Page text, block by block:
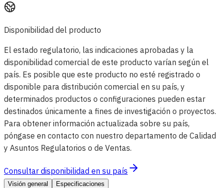
Disponibilidad del producto
El estado regulatorio, las indicaciones aprobadas y la
disponibilidad comercial de este producto varían según el
país. Es posible que este producto no esté registrado o
disponible para distribución comercial en su país, y
determinados productos o configuraciones pueden estar
destinados únicamente a fines de investigación o proyectos.
Para obtener información actualizada sobre su país,
póngase en contacto con nuestro departamento de Calidad
y Asuntos Regulatorios o de Ventas.
Consultar disponibilidad en su país
Visión general Especificaciones